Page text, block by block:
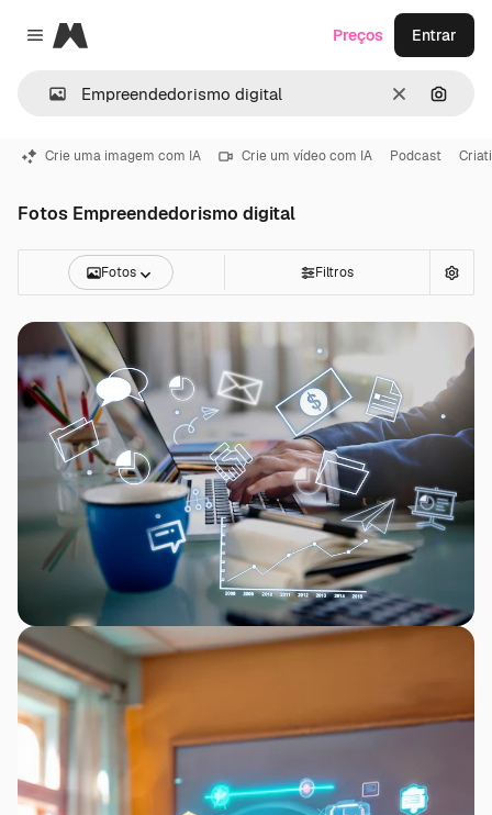
Close menu
Magnific
Limpar
Preços Entrar
Crie uma imagem com IA Crie um vídeo com IA Podcast
Fotos Empreendedorismo digital
Fotos Filtros